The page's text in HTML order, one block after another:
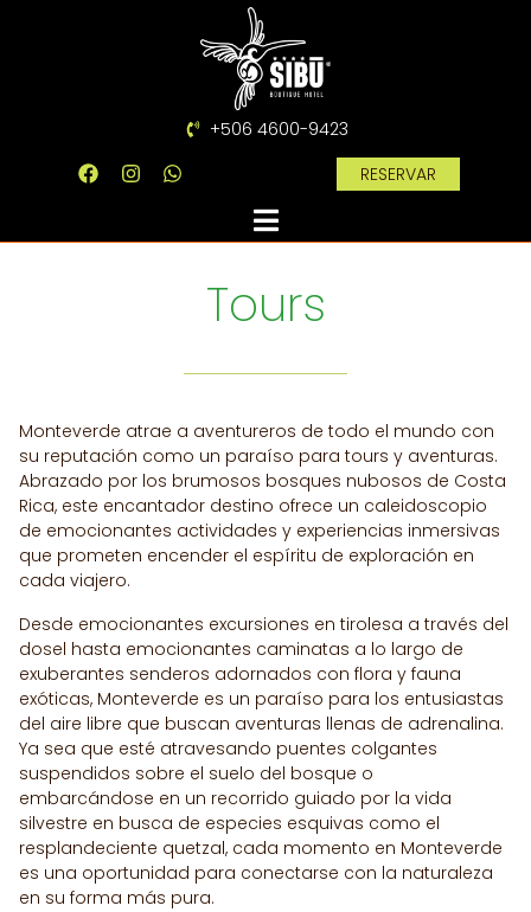
+506 4600-9423
RESERVAR
Tours
Monteverde atrae a aventureros de todo el mundo con
su reputación como un paraíso para tours y aventuras.
Abrazado por los brumosos bosques nubosos de Costa
Rica, este encantador destino ofrece un caleidoscopio
de emocionantes actividades y experiencias inmersivas
que prometen encender el espíritu de exploración en
cada viajero.
Desde emocionantes excursiones en tirolesa a través del
dosel hasta emocionantes caminatas a lo largo de
exuberantes senderos adornados con flora y fauna
exóticas, Monteverde es un paraíso para los entusiastas
del aire libre que buscan aventuras llenas de adrenalina.
Ya sea que esté atravesando puentes colgantes
suspendidos sobre el suelo del bosque o
embarcándose en un recorrido guiado por la vida
silvestre en busca de especies esquivas como el
resplandeciente quetzal, cada momento en Monteverde
es una oportunidad para conectarse con la naturaleza
en su forma más pura.